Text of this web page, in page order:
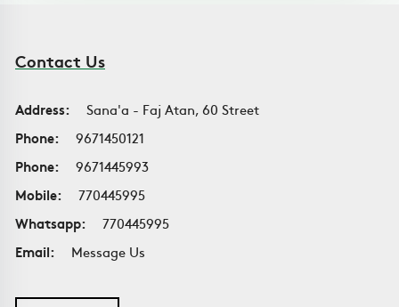
Contact Us
Address:
Sana'a - Faj Atan, 60 Street
Phone:
9671450121
Phone:
9671445993
Mobile:
770445995
Whatsapp:
770445995
Email:
Message Us